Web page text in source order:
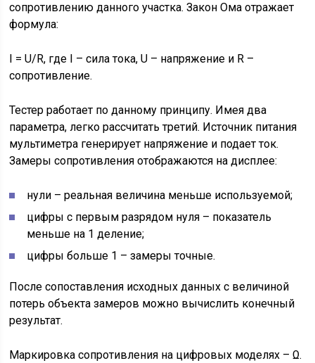
сопротивлению данного участка. Закон Ома отражает
формула:
I = U/R, где I – сила тока, U – напряжение и R –
сопротивление.
Тестер работает по данному принципу. Имея два
параметра, легко рассчитать третий. Источник питания
мультиметра генерирует напряжение и подает ток.
Замеры сопротивления отображаются на дисплее:
нули – реальная величина меньше используемой;
цифры с первым разрядом нуля – показатель
меньше на 1 деление;
цифры больше 1 – замеры точные.
После сопоставления исходных данных с величиной
потерь объекта замеров можно вычислить конечный
результат.
Маркировка сопротивления на цифровых моделях – Ω.